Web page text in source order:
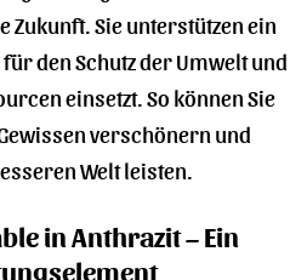
Zukunft. Sie unterstützen ein
den Schutz der Umwelt und
einsetzt. So können Sie
verschönern und
Welt leisten.
in Anthrazit – Ein